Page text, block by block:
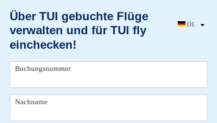
DE
Über TUI gebuchte Flüge
verwalten und für TUI fly
einchecken!
Login-
Buchungsnummer
Nachname